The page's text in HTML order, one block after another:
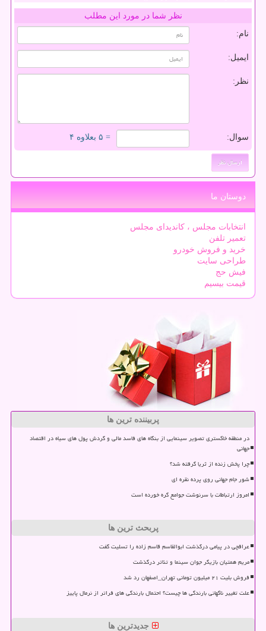
نظر شما در مورد این مطلب
نام:
ایمیل:
نظر:
سوال: = ۵ بعلاوه ۴
دوستان ما
انتخابات مجلس ، کاندیدای مجلس
تعمیر تلفن
خرید و فروش خودرو
طراحی سایت
فیش حج
قیمت بیسیم
پربیننده ترین ها
در منطقه خاکستری تصویر سینمایی از بنگاه های فاسد مالی و گردش پول های سیاه در اقتصاد
جهانی
چرا پخش زنده از ثریا گرفته شد؟
شور جام جهانی روی پرده نقره ای
امروز ارتباطات با سرنوشت جوامع گره خورده است
پربحث ترین ها
عراقچی در پیامی درگذشت ابوالقاسم قاسم زاده را تسلیت گفت
مریم همتیان بازیگر جوان سینما و تئاتر درگذشت
فروش بلیت ۲۱ میلیون تومانی تهران_اصفهان رد شد
علت تغییر ناگهانی بارندگی ها چیست؟ احتمال بارندگی های فراتر از نرمال پاییز
جدیدترین ها